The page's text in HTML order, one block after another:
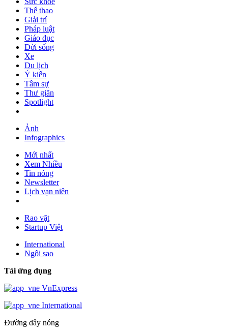
Thể thao
Giải trí
Pháp luật
Giáo dục
Đời sống
Xe
Du lịch
Ý kiến
Tâm sự
Thư giãn
Spotlight
Ảnh
Infographics
Mới nhất
Xem Nhiều
Tin nóng
Newsletter
Lịch vạn niên
Rao vặt
Startup Việt
International
Ngôi sao
Tải ứng dụng
VnExpress
International
Đường dây nóng